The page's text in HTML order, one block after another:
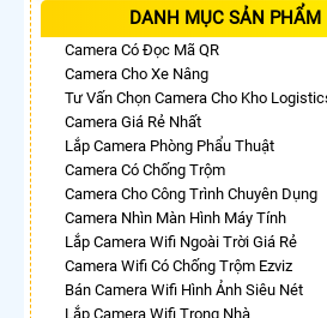
DANH MỤC SẢN PHẨM
Camera Có Đọc Mã QR
Camera Cho Xe Nâng
Tư Vấn Chọn Camera Cho Kho
Camera Giá Rẻ Nhất
Lắp Camera Phòng Phẩu Thuật
Camera Có Chống Trộm
Camera Cho Công Trình Chuyên Dụng
Camera Nhìn Màn Hình Máy Tính
Lắp Camera Wifi Ngoài Trời Giá Rẻ
Camera Wifi Có Chống Trộm Ezviz
Bán Camera Wifi Hình Ảnh Siêu Nét
Lắp Camera Wifi Trong Nhà